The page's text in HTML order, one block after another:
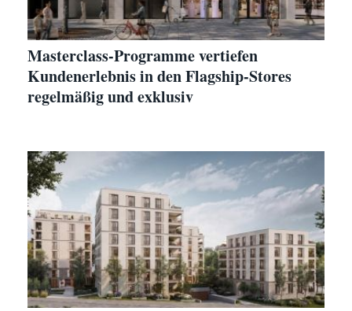
Masterclass-Programme vertiefen
Kundenerlebnis in den Flagship-Stores
regelmäßig und exklusiv